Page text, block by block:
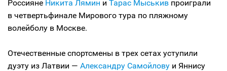
Россияне Никита Лямин и Тарас Мыськив проиграли
в четвертьфинале Мирового тура по пляжному
волейболу в Москве.
Отечественные спортсмены в трех сетах уступили
дуэту из Латвии — Александру Самойлову и Яннису